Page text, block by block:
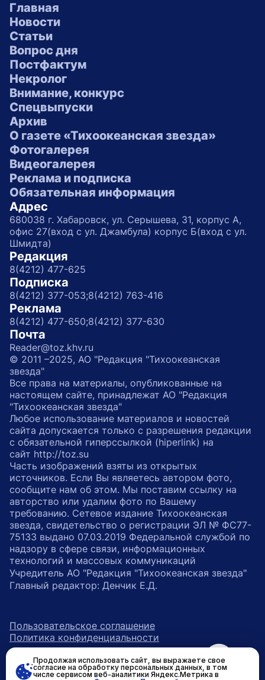
Главная
Новости
Статьи
Вопрос дня
Постфактум
Некролог
Внимание, конкурс
Спецвыпуски
Архив
О газете «Тихоокеанская звезда»
Фотогалерея
Видеогалерея
Реклама и подписка
Обязательная информация
Адрес
680038 г. Хабаровск, ул. Серышева, 31, корпус А,
офис 27(вход с ул. Джамбула) корпус Б(вход с ул.
Шмидта)
Редакция
8(4212) 477-625
Подписка
8(4212) 377-053;8(4212) 763-416
Реклама
8(4212) 477-650;8(4212) 377-630
Почта
Reader@toz.khv.ru
© 2011 –2025, АО "Редакция "Тихоокеанская
звезда"
Все права на материалы, опубликованные на
настоящем сайте, принадлежат АО "Редакция
"Тихоокеанская звезда"
Любое использование материалов и новостей
сайта допускается только с разрешения редакции
с обязательной гиперссылкой (hiperlink) на
сайт http://toz.su
Часть изображений взяты из открытых
источников. Если Вы являетесь автором фото,
сообщите нам об этом. Мы поставим ссылку на
авторство или удалим фото по Вашему
требованию. Сетевое издание Тихоокеанская
звезда, свидетельство о регистрации ЭЛ № ФС77-
75133 выдано 07.03.2019 Федеральной службой по
надзору в сфере связи, информационных
технологий и массовых коммуникаций
Учредитель АО "Редакция "Тихоокеанская звезда"
Главный редактор: Денчик Е.Д.
Пользовательское соглашение
Политика конфиденциальности
ссылка на главную
возрастное ограничение 16+
Продолжая использовать сайт, вы выражаете свое
согласие на обработку персональных данных, в том
числе сервисом веб-аналитики Яндекс.Метрика в